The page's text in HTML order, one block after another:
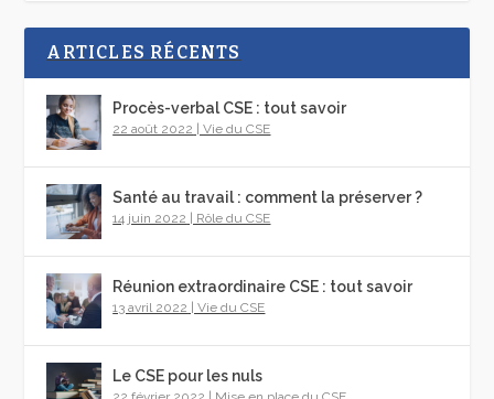
ARTICLES RÉCENTS
Procès-verbal CSE : tout savoir
22 août 2022 |Vie du CSE
Santé au travail : comment la préserver ?
14 juin 2022 | Rôle du CSE
Réunion extraordinaire CSE : tout savoir
13 avril 2022 |Vie du CSE
Le CSE pour les nuls